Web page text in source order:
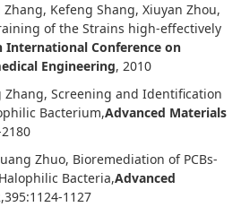
Zhang, Kefeng Shang, Xiuyan Zhou,
of the Strains high-effectively
International Conference on
Engineering, 2010
Zhang, Screening and Identification
Bacterium,Advanced Materials
Zhuo, Bioremediation of PCBs-
Bacteria,Advanced
1127